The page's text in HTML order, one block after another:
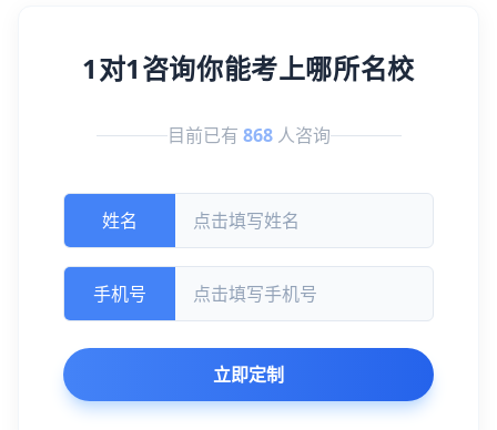
1对1咨询你能考上哪所名校
目前已有 868 人咨询
姓名
手机号
立即定制